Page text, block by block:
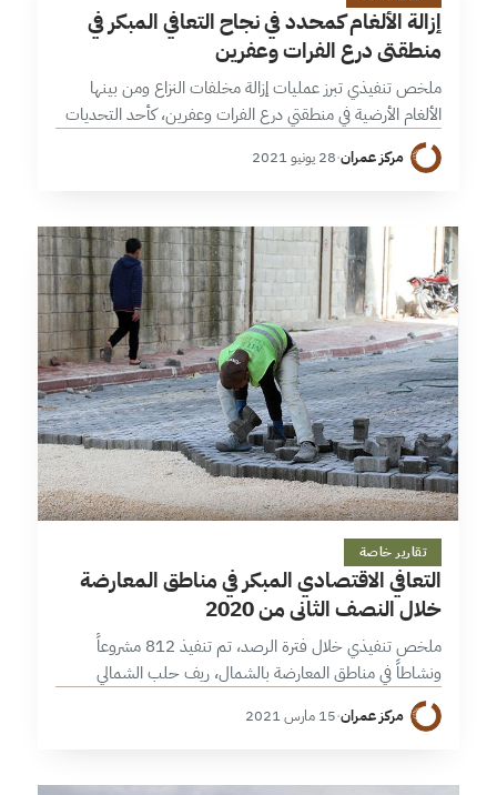
إزالة الألغام كمحدد في نجاح التعافي المبكر في
منطقتي درع الفرات وعفرين
ملخص تنفيذي تبرز عمليات إزالة مخلفات النزاع ومن بينها
الألغام الأرضية في منطقتي درع الفرات وعفرين، كأحد التحديات
التي توجه لها الجهود في سبيل تحقيق التعافي المبكر، رغم
التحديات الكبيرة…
مركز عمران·28 يونيو 2021
13 دقائق
تقارير خاصة
التعافي الاقتصادي المبكر في مناطق المعارضة
خلال النصف الثاني من 2020
ملخص تنفيذي خلال فترة الرصد، تم تنفيذ 812 مشروعاً
ونشاطاً في مناطق المعارضة بالشمال، ريف حلب الشمالي
أو بواقع 355 مشروعاً.…مركز عمران·15 مارس 2021